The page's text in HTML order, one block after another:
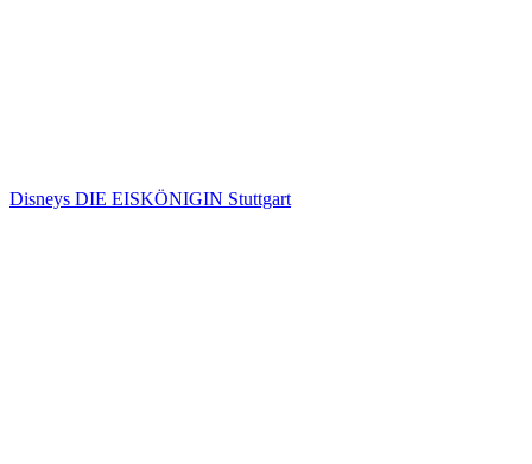
Disneys DIE EISKÖNIGIN Stuttgart